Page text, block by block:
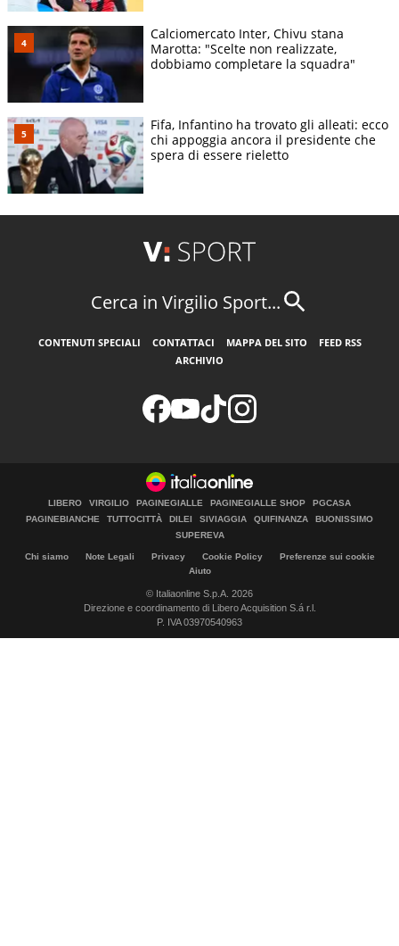
Calciomercato Inter, Chivu stana
Marotta: "Scelte non realizzate,
dobbiamo completare la squadra"
Fifa, Infantino ha trovato gli alleati: ecco
chi appoggia ancora il presidente che
spera di essere rieletto
Cerca in Virgilio Sport...
CONTENUTI SPECIALI CONTATTACI MAPPA DEL SITO
FEED RSS
ARCHIVIO
LIBERO VIRGILIO PAGINEGIALLE PAGINEGIALLE SHOP
PGCASA
PAGINEBIANCHE
TUTTOCITTÀ DILEI SIVIAGGIA QUIFINANZA
BUONISSIMO
SUPEREVA
Chi siamo Note Legali Privacy Cookie Policy
Preferenze sui cookie
Aiuto
© Italiaonline S.p.A. 2026
Direzione e coordinamento di Libero Acquisition S.á r.l.
P. IVA 03970540963